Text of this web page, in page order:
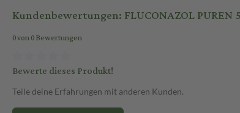
Kundenbewertungen: FLUCONAZOL
0 von 0 Bewertungen
Bewerte dieses Produkt!
Teile deine Erfahrungen mit anderen Kunden.